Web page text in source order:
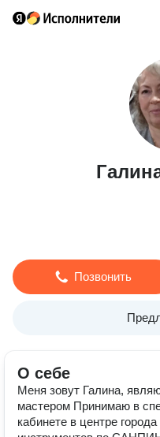
Позвонить
О себе
Меня зовут Галина,
мастером Принимаю в
кабинете в центре